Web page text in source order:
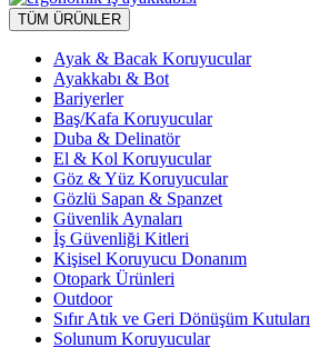
TÜM ÜRÜNLER
Ayak & Bacak Koruyucular
Ayakkabı & Bot
Bariyerler
Baş/Kafa Koruyucular
Duba & Delinatör
El & Kol Koruyucular
Göz & Yüz Koruyucular
Gözlü Sapan & Spanzet
Güvenlik Aynaları
İş Güvenliği Kitleri
Kişisel Koruyucu Donanım
Otopark Ürünleri
Outdoor
Sıfır Atık ve Geri Dönüşüm Kutuları
Solunum Koruyucular